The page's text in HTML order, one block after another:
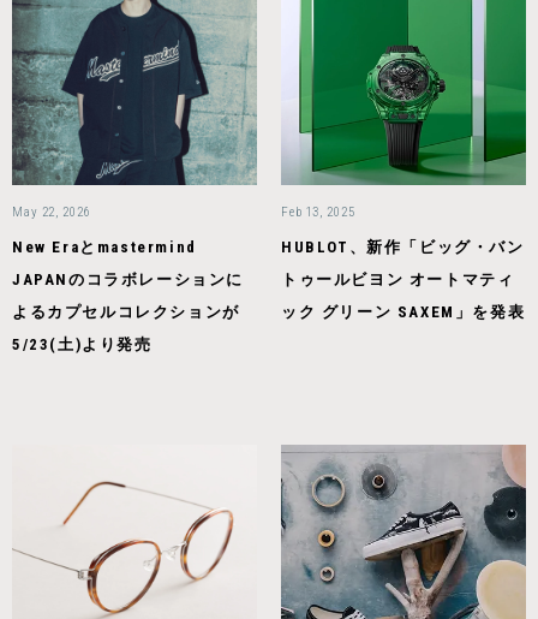
May 22, 2026
New Eraとmastermind
JAPANのコラボレーションに
よるカプセルコレクションが
5/23(土)より発売
Feb 13, 2025
HUBLOT、新作「ビッグ・バン
トゥールビヨン オートマティ
ック グリーン SAXEM」を発表